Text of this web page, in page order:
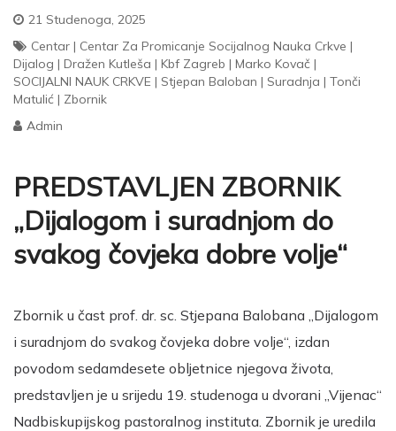
21 Studenoga, 2025
Centar | Centar Za Promicanje Socijalnog Nauka Crkve |
Dijalog | Dražen Kutleša | Kbf Zagreb | Marko Kovač |
SOCIJALNI NAUK CRKVE | Stjepan Baloban | Suradnja | Tonči
Matulić | Zbornik
Admin
PREDSTAVLJEN ZBORNIK
„Dijalogom i suradnjom do
svakog čovjeka dobre volje“
Zbornik u čast prof. dr. sc. Stjepana Balobana „Dijalogom
i suradnjom do svakog čovjeka dobre volje“, izdan
povodom sedamdesete obljetnice njegova života,
predstavljen je u srijedu 19. studenoga u dvorani „Vijenac“
Nadbiskupijskog pastoralnog instituta. Zbornik je uredila